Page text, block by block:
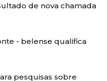
de nova chamada
- belense qualifica
pesquisas sobre